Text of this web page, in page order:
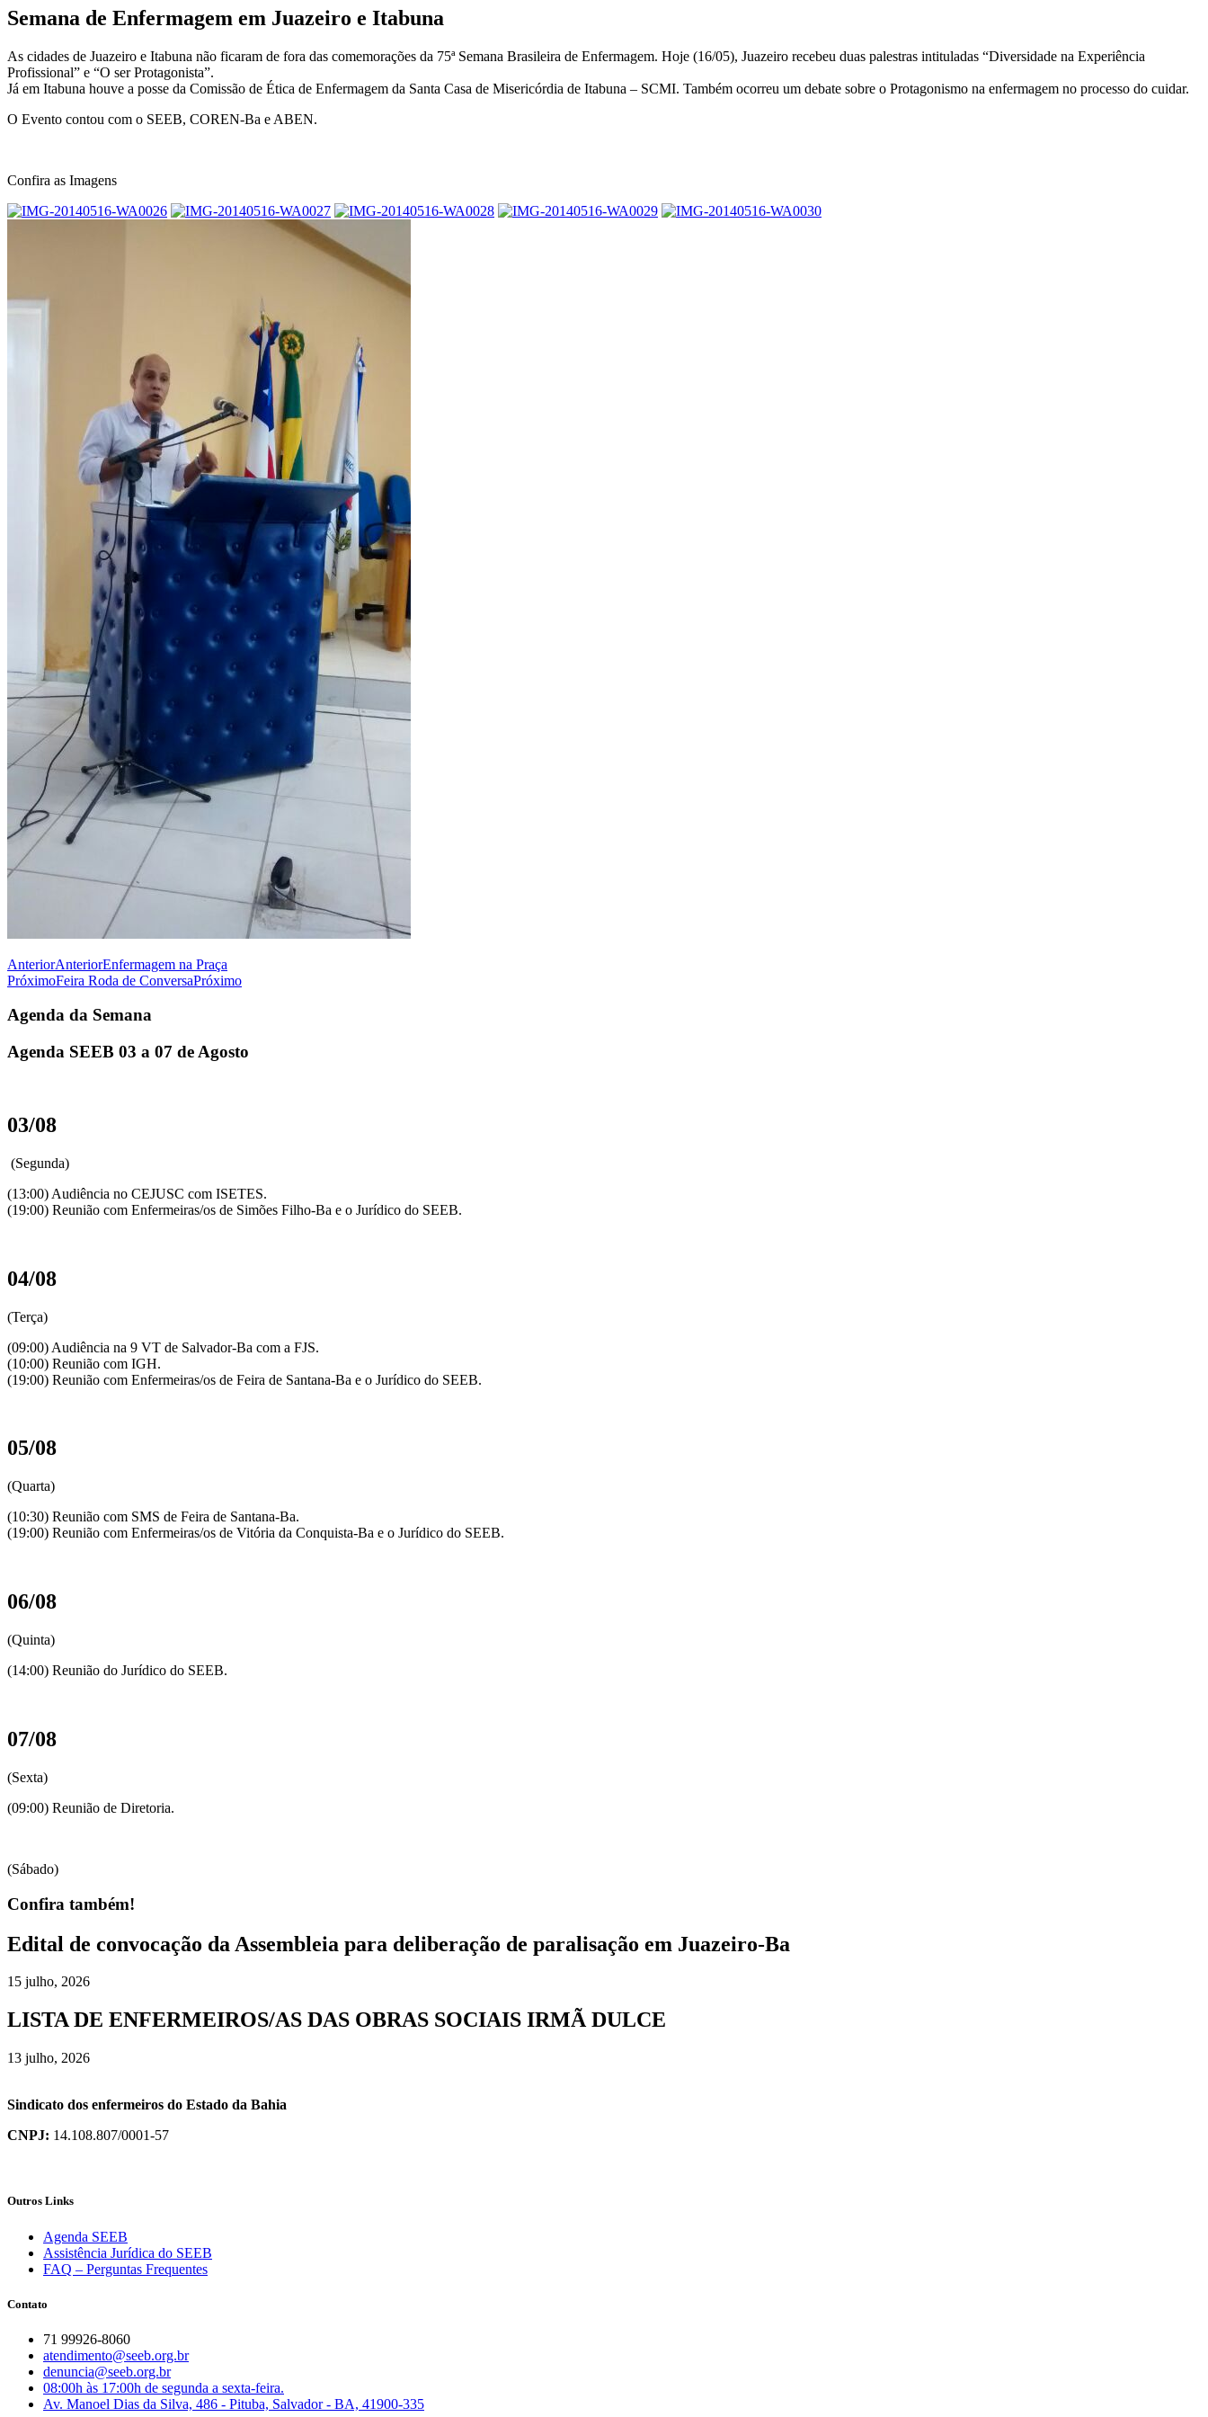
Semana de Enfermagem em Juazeiro e Itabuna
As cidades de Juazeiro e Itabuna não ficaram de fora das comemorações da 75ª Semana Brasileira de Enfermagem. Hoje (16/05), Juazeiro recebeu duas palestras intituladas “Diversidade na Experiência
Profissional” e “O ser Protagonista”.
Já em Itabuna houve a posse da Comissão de Ética de Enfermagem da Santa Casa de Misericórdia de Itabuna – SCMI. Também ocorreu um debate sobre o Protagonismo na enfermagem no processo do cuidar.
O Evento contou com o SEEB, COREN-Ba e ABEN.
Confira as Imagens
AnteriorAnteriorEnfermagem na Praça
PróximoFeira Roda de ConversaPróximo
Agenda da Semana
Agenda SEEB 03 a 07 de Agosto
03/08
(Segunda)
(13:00) Audiência no CEJUSC com ISETES.
(19:00) Reunião com Enfermeiras/os de Simões Filho-Ba e o Jurídico do SEEB.
04/08
(Terça)
(09:00) Audiência na 9 VT de Salvador-Ba com a FJS.
(10:00) Reunião com IGH.
(19:00) Reunião com Enfermeiras/os de Feira de Santana-Ba e o Jurídico do SEEB.
05/08
(Quarta)
(10:30) Reunião com SMS de Feira de Santana-Ba.
(19:00) Reunião com Enfermeiras/os de Vitória da Conquista-Ba e o Jurídico do SEEB.
06/08
(Quinta)
(14:00) Reunião do Jurídico do SEEB.
07/08
(Sexta)
(09:00) Reunião de Diretoria.
(Sábado)
Confira também!
Edital de convocação da Assembleia para deliberação de paralisação em Juazeiro-Ba
15 julho, 2026
LISTA DE ENFERMEIROS/AS DAS OBRAS SOCIAIS IRMÃ DULCE
13 julho, 2026
Sindicato dos enfermeiros do Estado da Bahia
CNPJ: 14.108.807/0001-57
Outros Links
Agenda SEEB
Assistência Jurídica do SEEB
FAQ – Perguntas Frequentes
Contato
71 99926-8060
atendimento@seeb.org.br
denuncia@seeb.org.br
08:00h às 17:00h de segunda a sexta-feira.
Av. Manoel Dias da Silva, 486 - Pituba, Salvador - BA, 41900-335